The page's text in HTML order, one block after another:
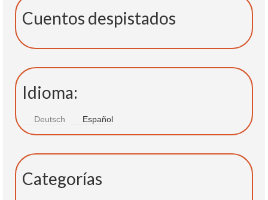
Cuentos despistados
Idioma:
Deutsch Español
Categorías